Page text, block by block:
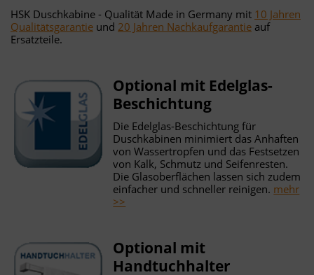
HSK Duschkabine - Qualität Made in Germany mit 10 Jahren
Qualitätsgarantie und 20 Jahren Nachkaufgarantie auf
Ersatzteile.
Optional mit Edelglas-
Beschichtung
Die Edelglas-Beschichtung für
Duschkabinen minimiert das Anhaften
von Wassertropfen und das Festsetzen
von Kalk, Schmutz und Seifenresten.
Die Glasoberflächen lassen sich zudem
einfacher und schneller reinigen. mehr
>>
Optional mit
Handtuchhalter